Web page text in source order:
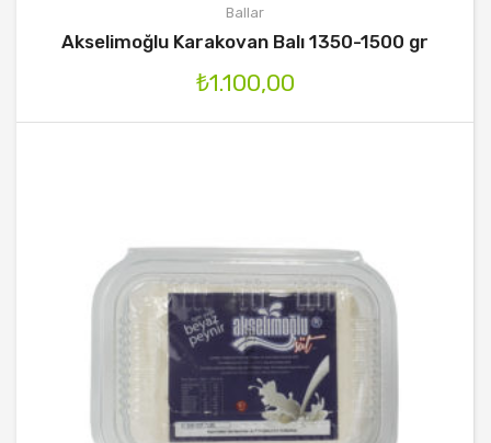
Ballar
Akselimoğlu Karakovan Balı 1350-1500 gr
₺1.100,00